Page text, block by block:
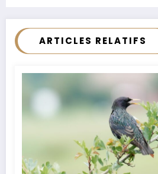
ARTICLES RELATIFS